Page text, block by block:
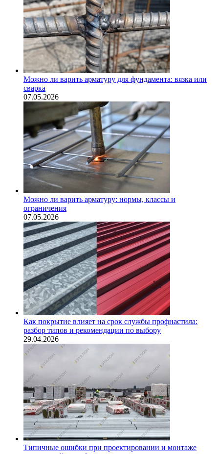
Можно ли варить арматуру для фундамента: вязка или
сварка
07.05.2026
Можно ли варить арматуру: нормы, классы и
ограничения
07.05.2026
Как покрытие влияет на срок службы профнастила:
разбор типов и рекомендации по выбору
29.04.2026
Типичные ошибки при проектировании и монтаже